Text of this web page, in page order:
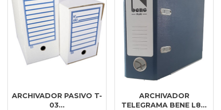
ARCHIVADOR PASIVO T-
03...
ARCHIVADOR
TELEGRAMA BENE L8...